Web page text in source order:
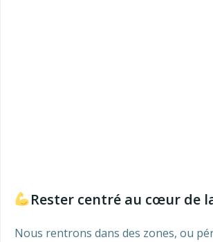
Rester centré au cœur de
Nous rentrons dans des zones, ou